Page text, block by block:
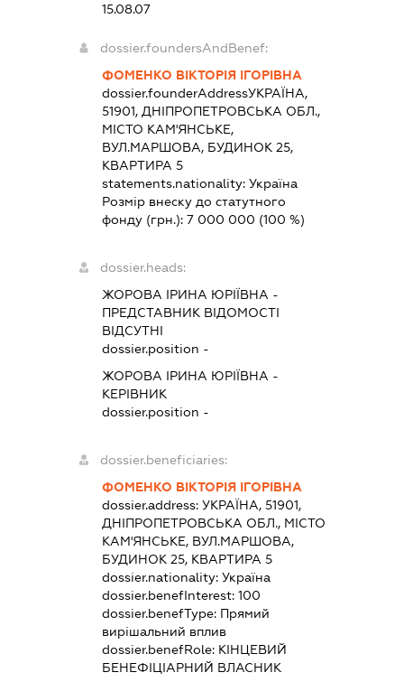
15.08.07
dossier.foundersAndBenef:
ФОМЕНКО ВІКТОРІЯ ІГОРІВНА
dossier.founderAddressУКРАЇНА,
51901, ДНІПРОПЕТРОВСЬКА ОБЛ.,
МІСТО КАМ'ЯНСЬКЕ,
ВУЛ.МАРШОВА, БУДИНОК 25,
КВАРТИРА 5
statements.nationality:Україна
Розмір внеску до статутного
фонду (грн.):7 000 000 (100 %)
dossier.heads:
ЖОРОВА ІРИНА ЮРІЇВНА -
ПРЕДСТАВНИК ВІДОМОСТІ
ВІДСУТНІ
dossier.position -
ЖОРОВА ІРИНА ЮРІЇВНА -
КЕРІВНИК
dossier.position -
dossier.beneficiaries:
ФОМЕНКО ВІКТОРІЯ ІГОРІВНА
dossier.address:УКРАЇНА, 51901,
ДНІПРОПЕТРОВСЬКА ОБЛ., МІСТО
КАМ'ЯНСЬКЕ, ВУЛ.МАРШОВА,
БУДИНОК 25, КВАРТИРА 5
dossier.nationality:Україна
dossier.benefInterest:100
dossier.benefType: Прямий
вирішальний вплив
dossier.benefRole: КІНЦЕВИЙ
БЕНЕФІЦІАРНИЙ ВЛАСНИК